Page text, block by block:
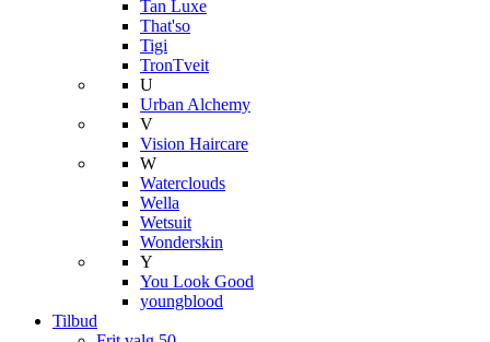
Tan Luxe
That'so
Tigi
TronTveit
U
Urban Alchemy
V
Vision Haircare
W
Waterclouds
Wella
Wetsuit
Wonderskin
Y
You Look Good
youngblood
Tilbud